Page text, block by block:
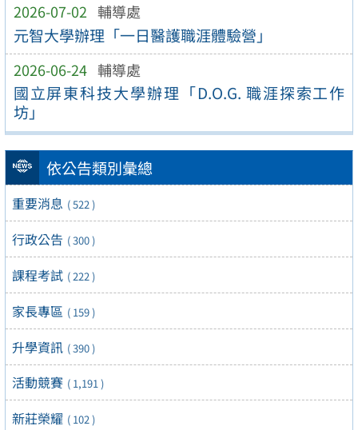
2026-07-02 輔導處
元智大學辦理「一日醫護職涯體驗營」
2026-06-24 輔導處
國立屏東科技大學辦理「D.O.G. 職涯探索工作
坊」
依公告類別彙總
重要消息 ( 522 )
行政公告 ( 300 )
課程考試 ( 222 )
家長專區 ( 159 )
升學資訊 ( 390 )
活動競賽 ( 1,191 )
新莊榮耀 ( 102 )